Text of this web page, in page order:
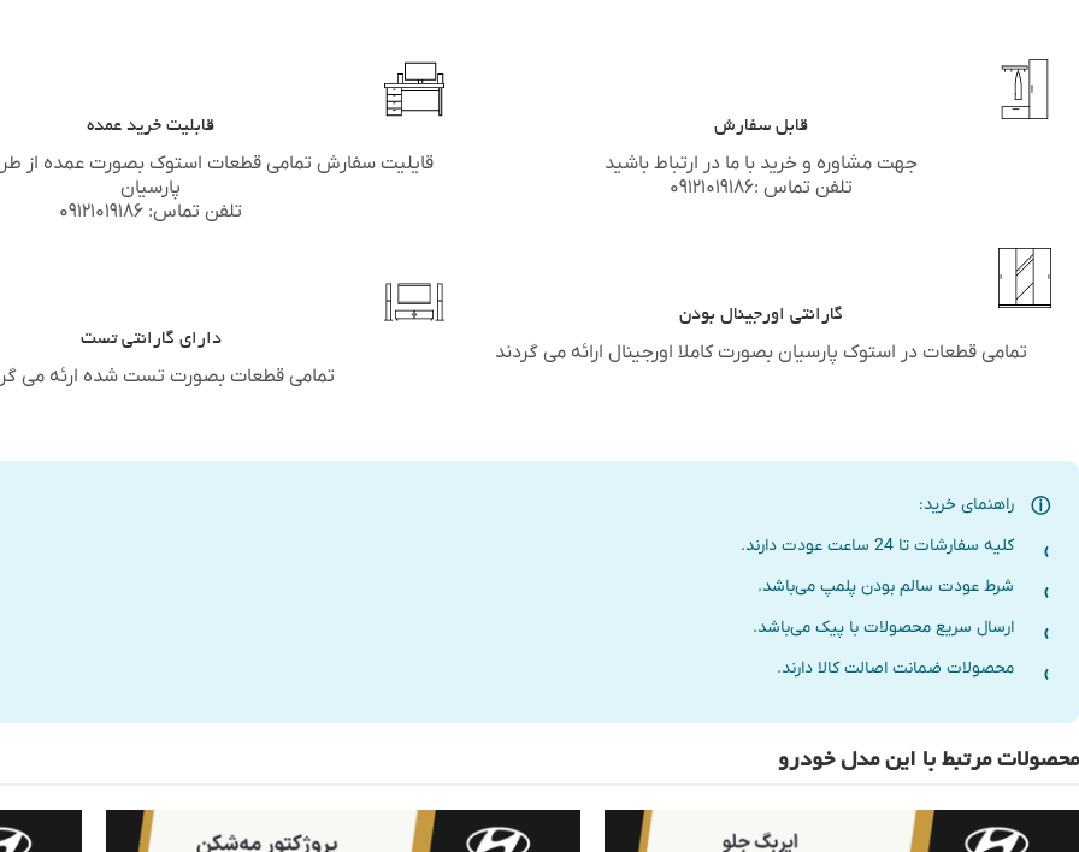
قابل سفارش
جهت مشاوره و خرید با ما در ارتباط باشید
تلفن تماس :۰۹۱۲۱۰۱۹۱۸۶
گارانتی اورجینال بودن
تمامی قطعات در استوک پارسیان بصورت کاملا اورجینال ارائه می گردند
قابلیت خرید عمده
قایلیت سفارش تمامی قطعات استوک بصورت عمده از
پارسیان
تلفن تماس: ۰۹۱۲۱۰۱۹۱۸۶
دارای گارانتی تست
تمامی قطعات بصورت تست شده ارئه می
راهنمای خرید:
کلیه سفارشات تا 24 ساعت عودت دارند.
شرط عودت سالم بودن پلمپ می‌باشد.
ارسال سریع محصولات با پیک می‌باشد.
محصولات ضمانت اصالت کالا دارند.
محصولات مرتبط با این مدل خودرو